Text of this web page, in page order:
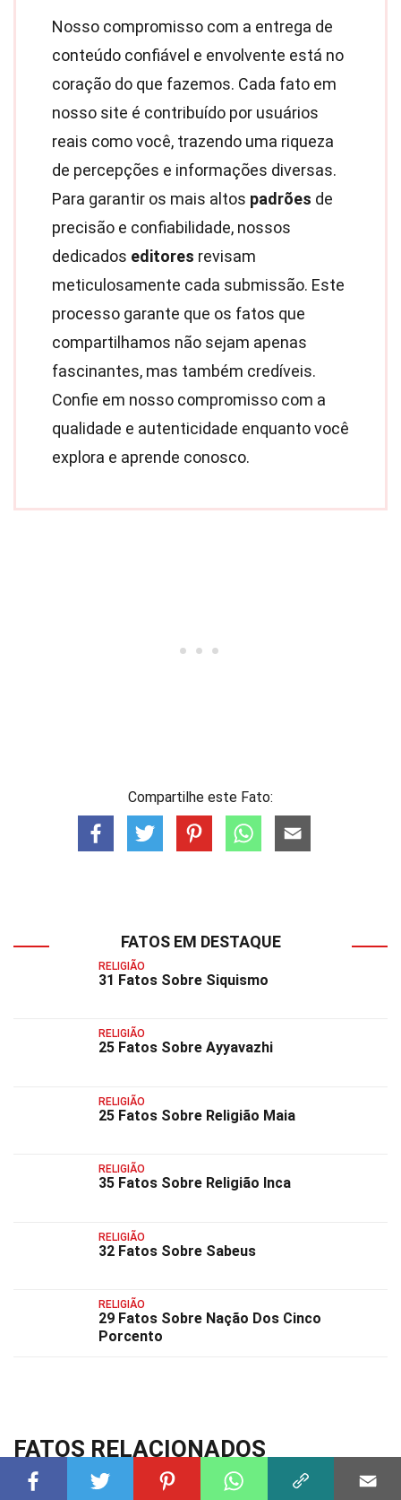
Nosso compromisso com a entrega de
conteúdo confiável e envolvente está no
coração do que fazemos. Cada fato em
nosso site é contribuído por usuários
reais como você, trazendo uma riqueza
de percepções e informações diversas.
Para garantir os mais altos padrões de
precisão e confiabilidade, nossos
dedicados editores revisam
meticulosamente cada submissão. Este
processo garante que os fatos que
compartilhamos não sejam apenas
fascinantes, mas também credíveis.
Confie em nosso compromisso com a
qualidade e autenticidade enquanto você
explora e aprende conosco.
Compartilhe este Fato:
FATOS EM DESTAQUE
RELIGIÃO
31 Fatos Sobre Siquismo
RELIGIÃO
25 Fatos Sobre Ayyavazhi
RELIGIÃO
25 Fatos Sobre Religião Maia
RELIGIÃO
35 Fatos Sobre Religião Inca
RELIGIÃO
32 Fatos Sobre Sabeus
RELIGIÃO
29 Fatos Sobre Nação Dos Cinco
Porcento
FATOS RELACIONADOS